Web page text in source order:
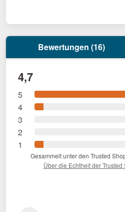
Bewertungen (16)
4,7
5
4
3
2
1
Gesammelt unter den Trusted
Über die Echtheit der